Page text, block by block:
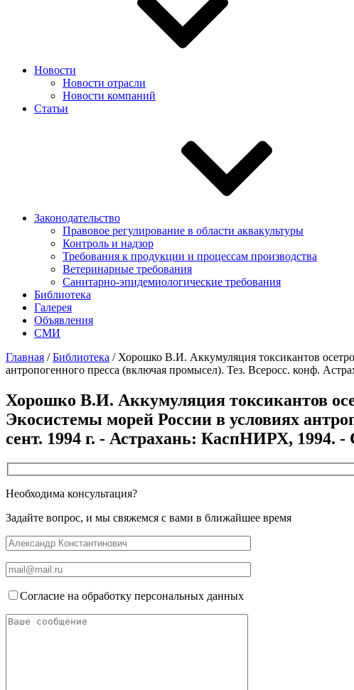
Новости
Новости отрасли
Новости компаний
Статьи
Законодательство
Правовое регулирование в области аквакультуры
Контроль и надзор
Требования к продукции и процессам производства
Ветеринарные требования
Санитарно-эпидемиологические требования
Библиотека
Галерея
Объявления
СМИ
Главная /Библиотека / Хорошко В.И. Аккумуляция токсикантов
антропогенного пресса (включая промысел). Тез. Всеросс. конф.
Хорошко В.И. Аккумуляция токсикантов
Экосистемы морей России в условиях
сент. 1994 г. - Астрахань: КаспНИРХ, 1994. -
Необходима консультация?
Задайте вопрос, и мы свяжемся с вами в ближайшее время
Согласие на обработку персональных данных